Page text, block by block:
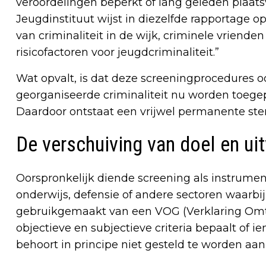
Jeugdinstituut wijst in diezelfde rapportage
van criminaliteit in de wijk, criminele
risicofactoren voor jeugdcriminaliteit.”
Wat opvalt, is dat deze screeningprocedures
georganiseerde criminaliteit nu worden
Daardoor ontstaat een vrijwel permanente
De verschuiving van doel en
Oorspronkelijk diende screening als
onderwijs, defensie of andere sectoren
gebruikgemaakt van een VOG (Verklaring
objectieve en subjectieve criteria bepaalt of
behoort in principe niet gesteld te worden